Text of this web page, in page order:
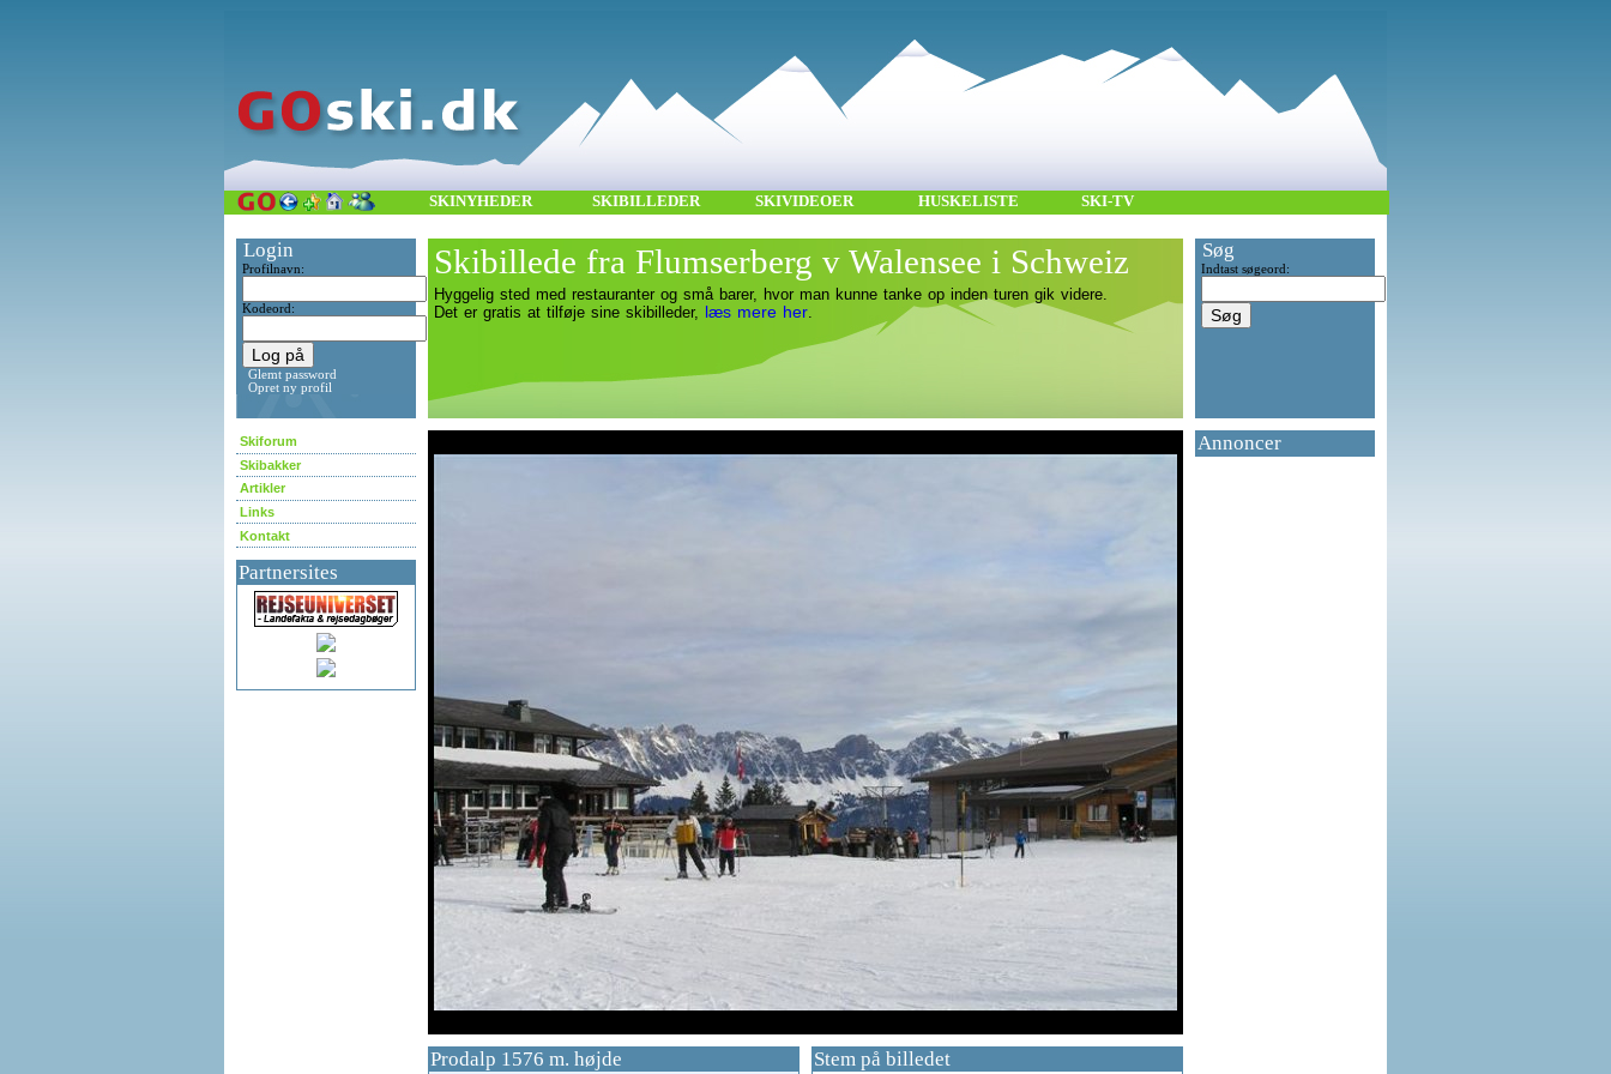
SKINYHEDER SKIBILLEDER SKIVIDEOER HUSKELISTE SKI-TV
Login
Profilnavn:
Kodeord:
Glemt password
Opret ny profil
Skiforum
Skibakker
Artikler
Links
Kontakt
Partnersites
Skibillede fra Flumserberg v Walensee i Schweiz
Hyggelig sted med restauranter og små barer, hvor man kunne tanke op inden turen gik videre.
Det er gratis at tilføje sine skibilleder, læs mere her.
Prodalp 1576 m. højde Stem på billedet
Søg
Indtast søgeord:
Annoncer